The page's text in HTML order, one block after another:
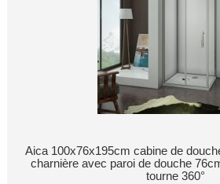
Aica 100x76x195cm cabine de
charnière avec paroi de douche
tourne 360°